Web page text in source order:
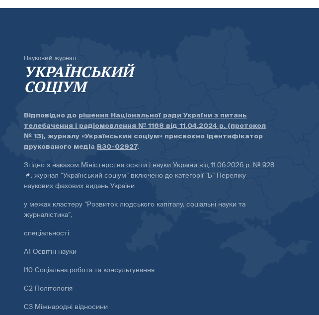
Науковий журнал
УКРАЇНСЬКИЙ
СОЦІУМ
Відповідно до рішення Національної ради України з питань
телебачення і радіомовлення № 1168 від 11.04.2024 р. (протокол
№ 13), журналу «Український соціум» присвоєно ідентифікатор
друкованого медіа R30-02927.
Згідно з наказом Міністерства освіти і науки України від 11.06.2026 р. № 928
, журнал “Український соціум” включено до категорії “Б” Переліку
наукових фахових видань України
у межах кластеру “Розвиток людського капіталу, соціальні науки та
журналістика”,
спеціальності:
А1 Освітні науки
І10 Соціальна робота та консультування
С2 Політологія
С3 Міжнародні відносини